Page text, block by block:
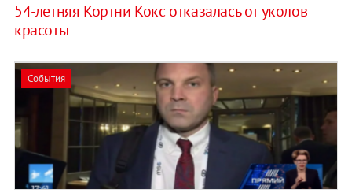
54-летняя Кортни Кокс отказалась от уколов
красоты
События